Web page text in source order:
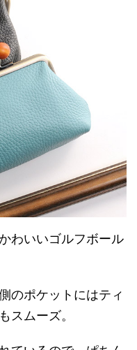
わいいゴルフボール
のポケットにはティ
スムーズ。